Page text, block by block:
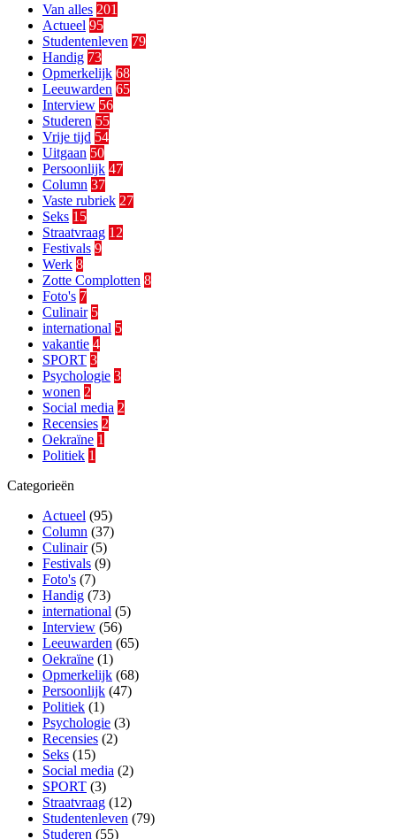
Van alles 201
Actueel 95
Studentenleven 79
Handig 73
Opmerkelijk 68
Leeuwarden 65
Interview 56
Studeren 55
Vrije tijd 54
Uitgaan 50
Persoonlijk 47
Column 37
Vaste rubriek 27
Seks 15
Straatvraag 12
Festivals 9
Werk 8
Zotte Complotten 8
Foto's 7
Culinair 5
international 5
vakantie 4
SPORT 3
Psychologie 3
wonen 2
Social media 2
Recensies 2
Oekraïne 1
Politiek 1
Categorieën
Actueel (95)
Column (37)
Culinair(5)
Festivals (9)
Foto's (7)
Handig (73)
international (5)
Interview (56)
Leeuwarden (65)
Oekraïne (1)
Opmerkelijk (68)
Persoonlijk (47)
Politiek (1)
Psychologie (3)
Recensies (2)
Seks (15)
Social media (2)
SPORT (3)
Straatvraag (12)
Studentenleven (79)
Studeren (55)